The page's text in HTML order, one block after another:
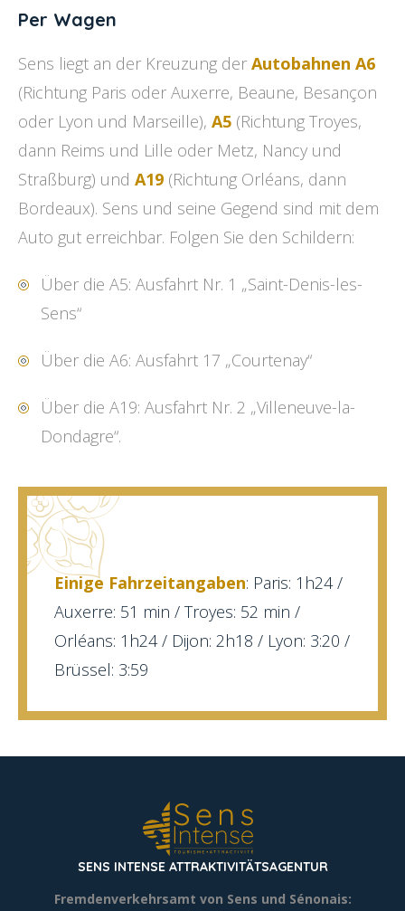
Per Wagen
Sens liegt an der Kreuzung der Autobahnen A6
(Richtung Paris oder Auxerre, Beaune, Besançon
oder Lyon und Marseille), A5 (Richtung Troyes,
dann Reims und Lille oder Metz, Nancy und
Straßburg) und A19 (Richtung Orléans, dann
Bordeaux). Sens und seine Gegend sind mit dem
Auto gut erreichbar. Folgen Sie den Schildern:
Über die A5: Ausfahrt Nr. 1 „Saint-Denis-les-
Sens“
Über die A6: Ausfahrt 17 „Courtenay“
Über die A19: Ausfahrt Nr. 2 „Villeneuve-la-
Dondagre“.
Einige Fahrzeitangaben: Paris: 1h24 /
Auxerre: 51 min / Troyes: 52 min /
Orléans: 1h24 / Dijon: 2h18 / Lyon: 3:20 /
Brüssel: 3:59
SENS INTENSE ATTRAKTIVITÄTSAGENTUR
Fremdenverkehrsamt von Sens und Sénonais: